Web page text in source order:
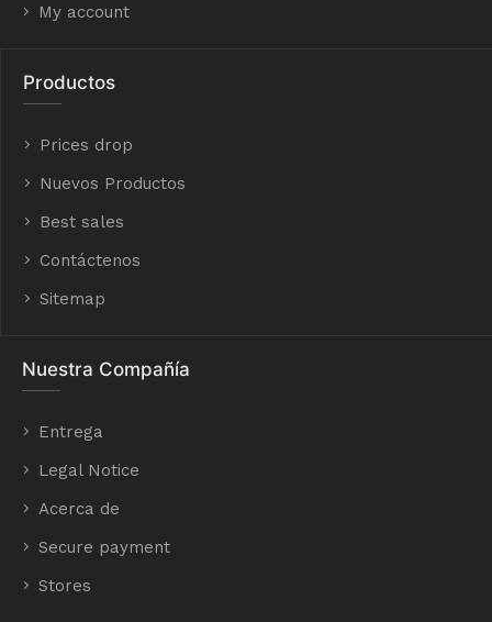
My account
Productos
Prices drop
Nuevos Productos
Best sales
Contáctenos
Sitemap
Nuestra Compañía
Entrega
Legal Notice
Acerca de
Secure payment
Stores